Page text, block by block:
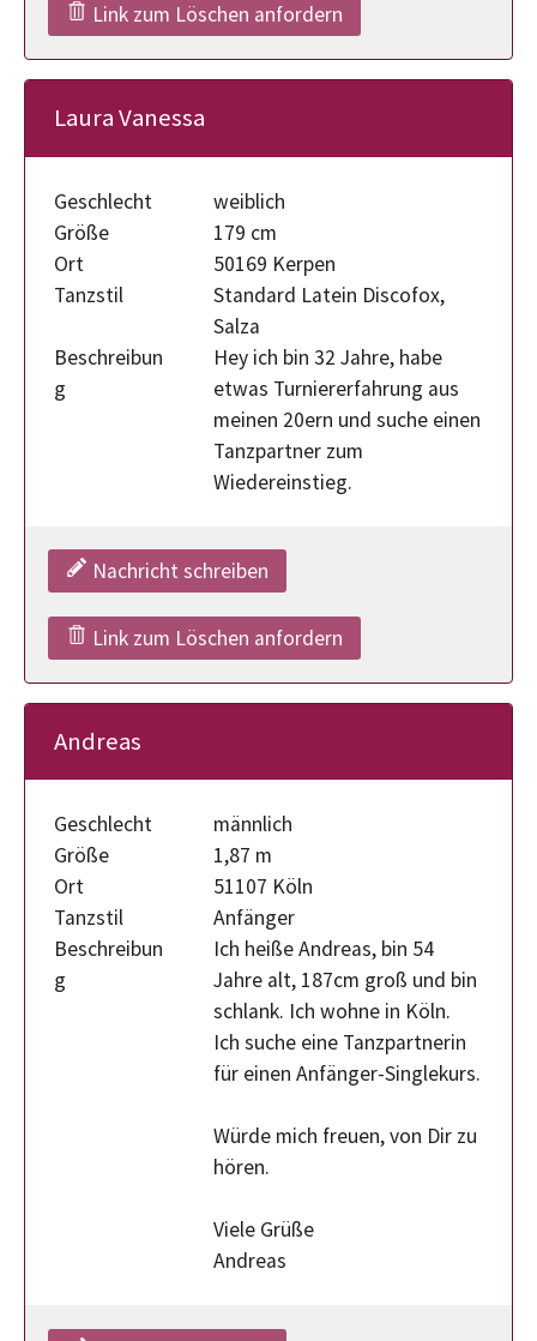
Link zum Löschen anfordern
Laura Vanessa
Geschlecht
weiblich
Größe
179 cm
Ort
50169 Kerpen
Tanzstil
Standard Latein Discofox,
Salza
Beschreibun
g
Hey ich bin 32 Jahre, habe
etwas Turniererfahrung aus
meinen 20ern und suche einen
Tanzpartner zum
Wiedereinstieg.
Nachricht schreiben
Link zum Löschen anfordern
Andreas
Geschlecht
männlich
Größe
1,87 m
Ort
51107 Köln
Tanzstil
Anfänger
Beschreibun
g
Ich heiße Andreas, bin 54
Jahre alt, 187cm groß und bin
schlank. Ich wohne in Köln.
Ich suche eine Tanzpartnerin
für einen Anfänger-Singlekurs.
Würde mich freuen, von Dir zu
hören.
Viele Grüße
Andreas